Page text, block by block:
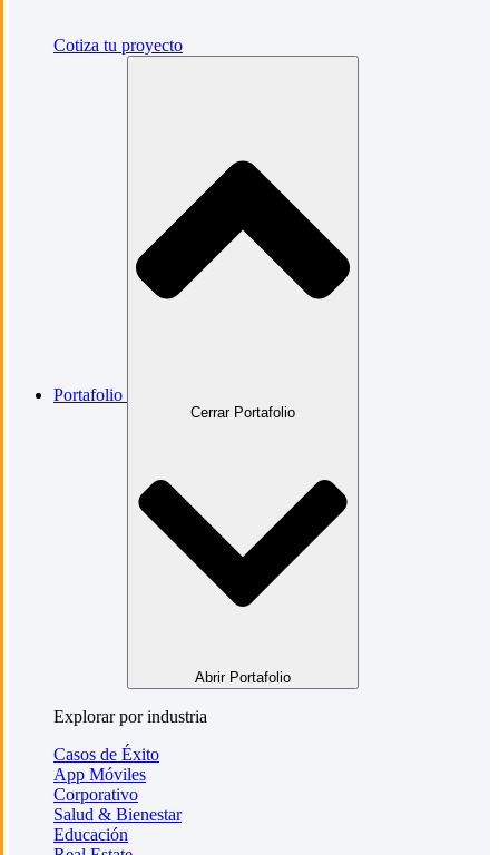
Cotiza tu proyecto
Portafolio
Cerrar Portafolio
Abrir Portafolio
Explorar por industria
Casos de Éxito
App Móviles
Corporativo
Salud & Bienestar
Educación